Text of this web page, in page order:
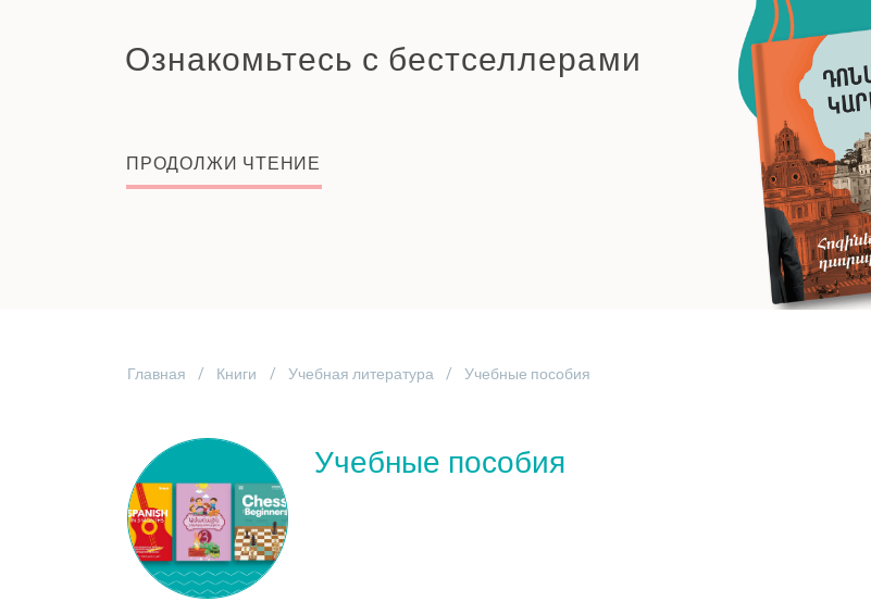
Ознакомьтесь с бестселлерами
ПРОДОЛЖИ ЧТЕНИЕ
Главная Книги Учебная литература Учебные пособия
Учебные пособия